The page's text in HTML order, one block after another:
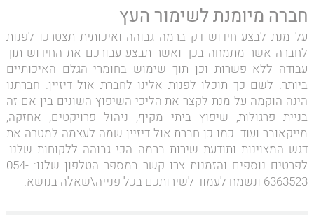
חברה מיומנת לשימור העץ
על מנת לבצע חידוש דק ברמה גבוהה ואיכותית תצטרכו לפנות
לחברה אשר מתמחה בכך ואשר תבצע עבורכם את החידוש תוך
עבודה ללא פשרות וכן תוך שימוש בחומרי הגלם האיכותיים
ביותר. לשם כך תוכלו לפנות אלינו לחברת אול דיזיין. חברתנו
הינה הוקמה על מנת לקצר את הליכי השיפוץ השונים בין אם זה
בניית פרגולות, שיפוץ ביתי מקיף, ניהול פרויקטים, אחזקה,
מייקאובר ועוד. כמו כן חברת אול דיזיין שמה לעצמה למטרה את
דגש המצוינות ותודעת שירות ברמה הכי גבוהה ללקוחות שלנו.
לפרטים נוספים והזמנות צרו קשר במספר הטלפון שלנו: 054-
6363523 ונשמח לעמוד לשירותכם בכל פנייה\שאלה בנושא.